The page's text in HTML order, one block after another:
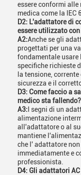
essere conformi
medica come la IEC
D2: L'adattatore di
essere utilizzato
A2:Anche se gli
progettati per una
fondamentale
specifiche richieste
la tensione,
sicurezza e il
D3: Come faccio a
medico sta fallendo?
A3: I segni di un
alimentazione
all'adattatore o al
mantiene
che l' adattatore
immediatamente e
professionista.
D4: Gli adattatori